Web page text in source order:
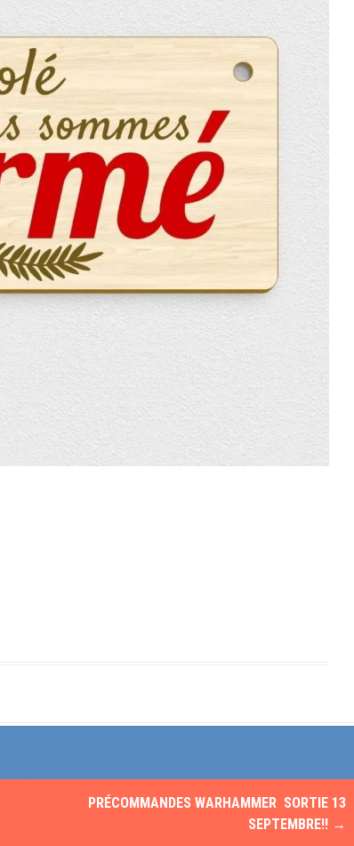
PRÉCOMMANDES WARHAMMER SORTIE 13
SEPTEMBRE!! →